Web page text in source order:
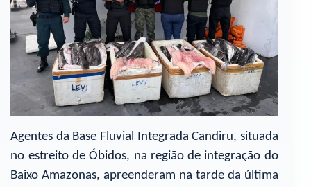
Agentes da Base Fluvial Integrada Candiru, situada
no estreito de Óbidos, na região de integração do
Baixo Amazonas, apreenderam na tarde da última